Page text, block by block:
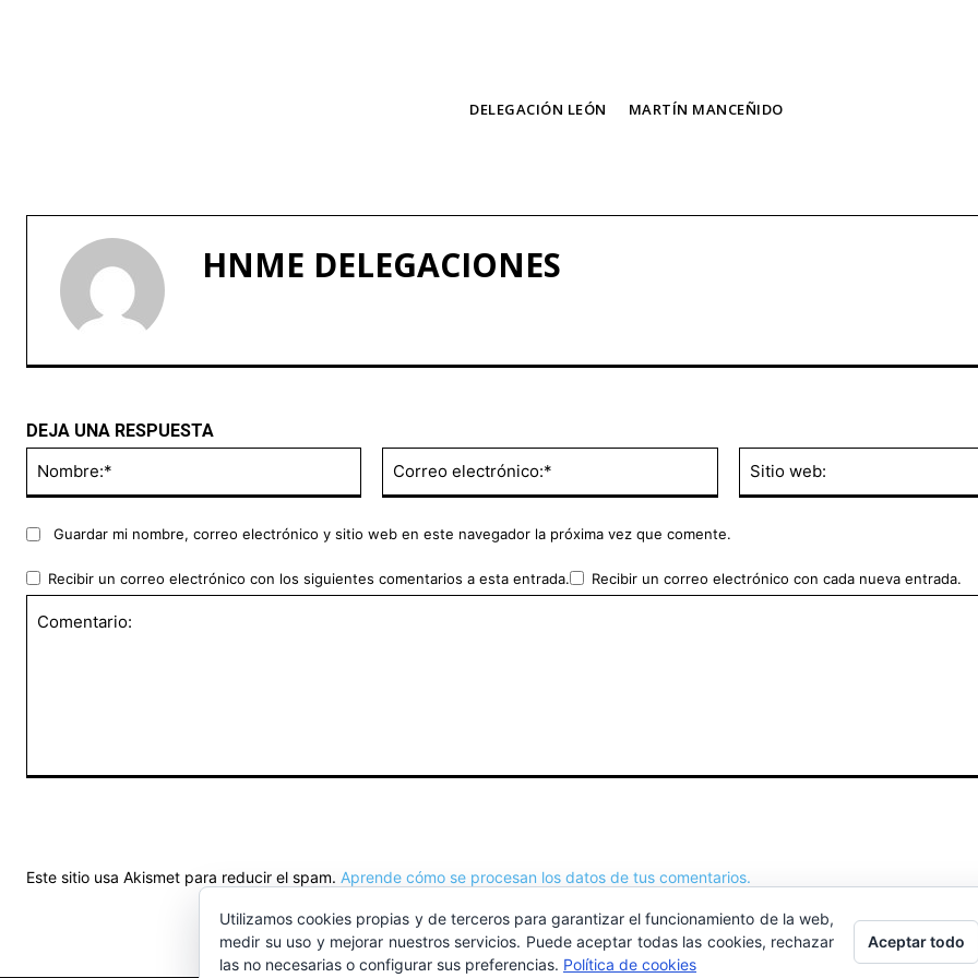
DELEGACIÓN LEÓN MARTÍN MANCEÑIDO
HNME DELEGACIONES
DEJA UNA RESPUESTA
electrónico:*
Guardar mi nombre, correo electrónico y sitio web en este navegador la próxima vez que comente.
Recibir un correo electrónico con los siguientes comentarios a esta entrada. Recibir un correo electrónico con cada nueva entrada.
Este sitio usa Akismet para reducir el spam. Aprende cómo se procesan los datos de tus comentarios.
Utilizamos cookies propias y de terceros para garantizar el funcionamiento de la web,
medir su uso y mejorar nuestros servicios. Puede aceptar todas las cookies, rechazar
las no necesarias o configurar sus preferencias. Política de cookies
Aceptar todo